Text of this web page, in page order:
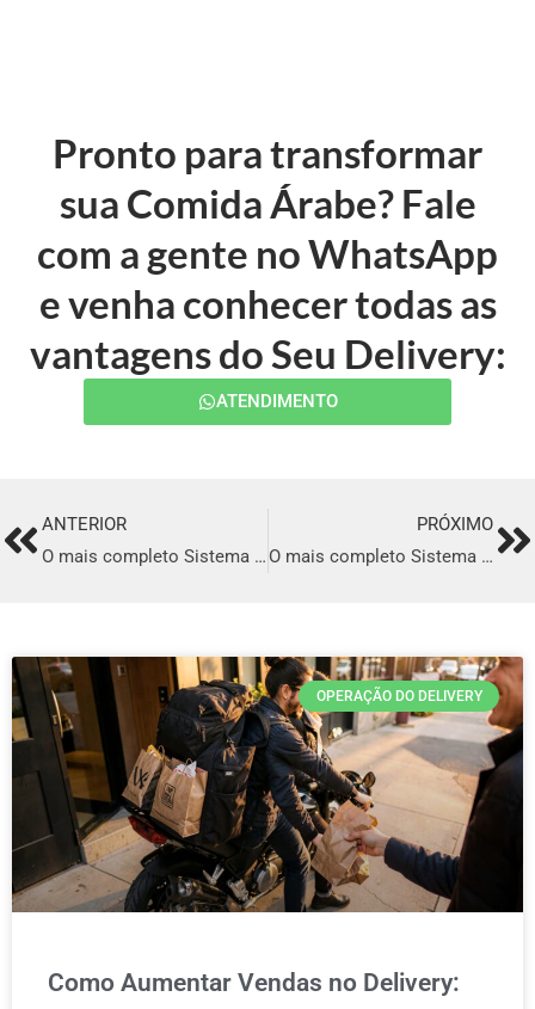
Pronto para transformar
sua Comida Árabe? Fale
com a gente no WhatsApp
e venha conhecer todas as
vantagens do Seu Delivery:
ATENDIMENTO
PrevANTERIOR
O mais completo Sistema para Delivery de comida Árabe em Campinas
PRÓXIMO
O mais completo Sistema para Delivery de comida Árabe em São Gonçalo
OPERAÇÃO DO DELIVERY
Como Aumentar Vendas no Delivery: